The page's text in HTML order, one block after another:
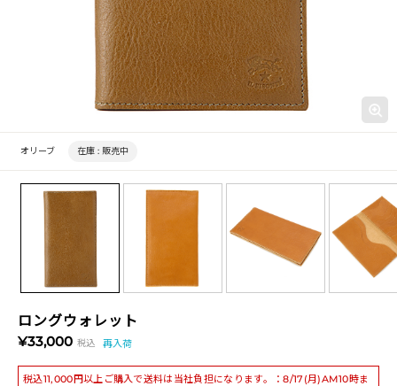
ロングウォレット
¥33,000 税込 再入荷
税込11,000円以上ご購入で送料は当社負担になります。：8/17(月)AM10時ま
オリーブ 在庫 : 販売中